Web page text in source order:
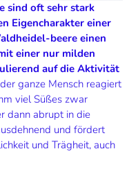
sind oft sehr stark
Eigencharakter einer
beere einen
einer nur milden
auf die Aktivität
ganze Mensch reagiert
viel Süßes zwar
dann abrupt in die
und fördert
und Trägheit, auch